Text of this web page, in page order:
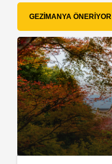
GEZIMANYA ÖNERIYOR